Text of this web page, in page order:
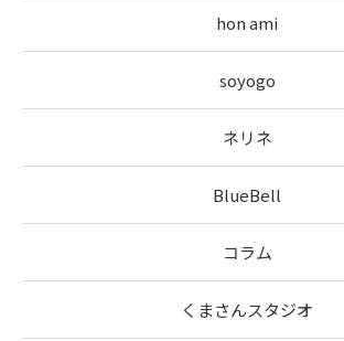
hon ami
soyogo
ネリネ
BlueBell
コラム
くまさんスタジオ